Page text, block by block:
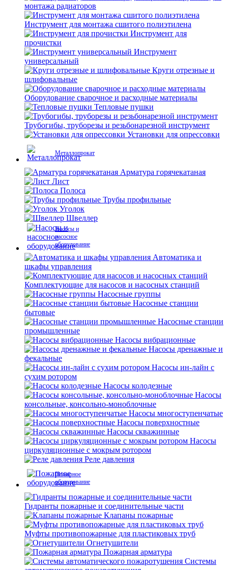
монтажа радиаторов
Инструмент для монтажа сшитого полиэтилена
Инструмент для
прочистки
Инструмент
универсальный
Круги отрезные и
шлифовальные
Оборудование сварочное и расходные материалы
Тепловые пушки
Трубогибы, труборезы и резьбонарезной инструмент
Установки для опрессовки
Металлопрокат
Арматура горячекатаная
Лист
Полоса
Трубы профильные
Уголок
Швеллер
Насосы и
насосное
оборудование
Автоматика и
шкафы управления
Комплектующие для насосов и насосных станций
Насосные группы
Насосные станции
бытовые
Насосные станции
промышленные
Насосы вибрационные
Насосы дренажные и
фекальные
Насосы ин-лайн с
сухим ротором
Насосы колодезные
Насосы
консольные, консольно-моноблочные
Насосы многоступенчатые
Насосы поверхностные
Насосы скважинные
Насосы
циркуляционные с мокрым ротором
Реле давления
Пожарное
оборудование
Гидранты пожарные и соединительные части
Клапаны пожарные
Муфты противопожарные для пластиковых труб
Огнетушители
Пожарная арматура
Системы